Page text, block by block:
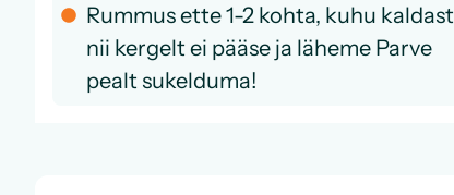
Rummus ette 1-2 kohta, kuhu kaldast
nii kergelt ei pääse ja läheme Parve
pealt sukelduma!